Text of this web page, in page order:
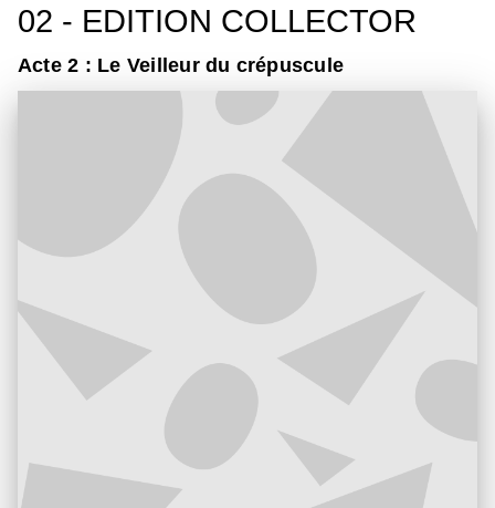
02 - EDITION COLLECTOR
Acte 2 : Le Veilleur du crépuscule